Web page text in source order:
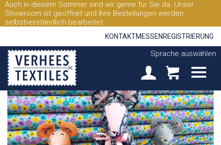
Auch in diesem Sommer sind wir gerne für Sie da. Unser
Showroom ist geöffnet und Ihre Bestellungen werden
selbstverständlich bearbeitet.
KONTAKTMESSEN REGISTRIERUNG
Sprache auswählen